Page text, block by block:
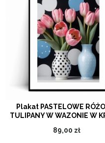
Plakat PASTELOWE
TULIPANY W WAZONIE W
89,00 zł